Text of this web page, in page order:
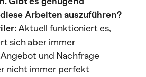
Arbeiten auszuführen?
Aktuell funktioniert es,
sich aber immer
und Nachfrage
nicht immer perfekt